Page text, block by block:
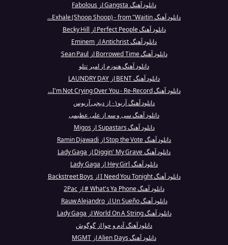
دانلود آهنگ Gangsta از Fabolous
دانلود آهنگ Exhale (Shoop Shoop) - from "Waitin...
دانلود آهنگ Perfect People از Becky Hill
دانلود آهنگ Antichrist از Eminem
دانلود آهنگ Borrowed Time از Sean Paul
دانلود آهنگ هنوزم از امیر تتلو
دانلود آهنگ BENT از LAUNDRY DAY
دانلود آهنگ I'm Not Crying Over You - Re-Record...
دانلود آهنگ آریو۰۱ از دیجی آریوس
دانلود آهنگ سی و سه از علی عظیمی
دانلود آهنگ Supastars از Migos
دانلود آهنگ Stop the Vote از Ramin Djawadi
دانلود آهنگ Diggin' My Grave از Lady Gaga
دانلود آهنگ Hey Girl از Lady Gaga
دانلود آهنگ I Need You Tonight از Backstreet Boys
دانلود آهنگ What's Ya Phone # از 2Pac
دانلود آهنگ Un Sueño از Rauw Alejandro
دانلود آهنگ World On A String از Lady Gaga
دانلود آهنگ آدم و حوا از گوگوش
دانلود آهنگ Alien Days از MGMT